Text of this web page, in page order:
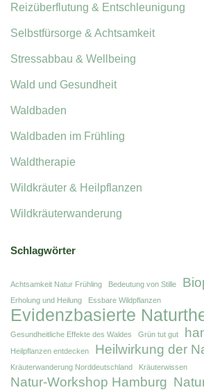
Reizüberflutung & Entschleunigung
Selbstfürsorge & Achtsamkeit
Stressabbau & Wellbeing
Wald und Gesundheit
Waldbaden
Waldbaden im Frühling
Waldtherapie
Wildkräuter & Heilpflanzen
Wildkräuterwanderung
Schlagwörter
Achtsamkeit Natur Frühling Bedeutung von Stille
Erholung und Heilung Essbare Wildpflanzen
Evidenzbasierte
Gesundheitliche Effekte des Waldes Grün tut gut
Heilpflanzen entdecken Heilwirkung der
Kräuterwanderung Norddeutschland Kräuterwissen
Natur-Workshop Hamburg